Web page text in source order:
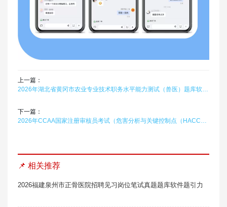
上一篇：
2026年湖北省黄冈市农业专业技术职务水平能力测试（兽医）题库软件题引力
下一篇：
2026年CCAA国家注册审核员考试（危害分析与关键控制点（HACCP）体系基础）题库软件题引力
📌 相关推荐
2026福建泉州市正骨医院招聘见习岗位笔试真题题库软件题引力